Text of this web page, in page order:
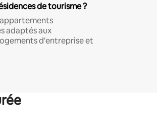
de tourisme ?
adaptés aux
d'entreprise et